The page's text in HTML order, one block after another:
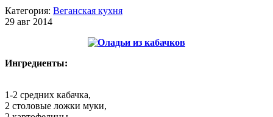
Категория: Веганская кухня
29 авг 2014
Ингредиенты:
1-2 средних кабачка,
2 столовые ложки муки,